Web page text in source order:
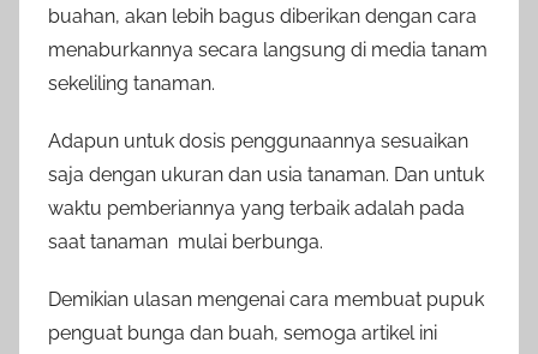
buahan, akan lebih bagus diberikan dengan cara
menaburkannya secara langsung di media tanam
sekeliling tanaman.
Adapun untuk dosis penggunaannya sesuaikan
saja dengan ukuran dan usia tanaman. Dan untuk
waktu pemberiannya yang terbaik adalah pada
saat tanaman mulai berbunga.
Demikian ulasan mengenai cara membuat pupuk
penguat bunga dan buah, semoga artikel ini